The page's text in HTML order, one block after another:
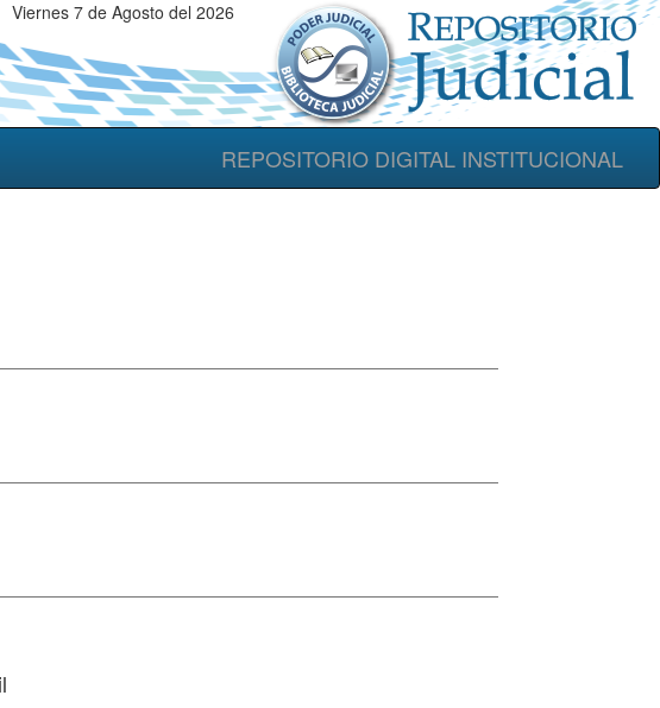
Viernes 7 de Agosto del 2026
REPOSITORIO DIGITAL INSTITUCIONAL